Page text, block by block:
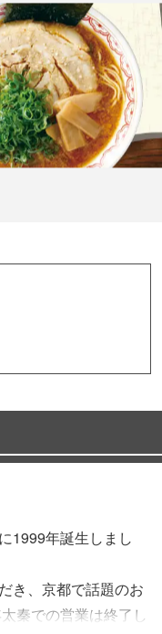
1999年誕生しまし
き、京都で話題のお
秦での営業は終了し